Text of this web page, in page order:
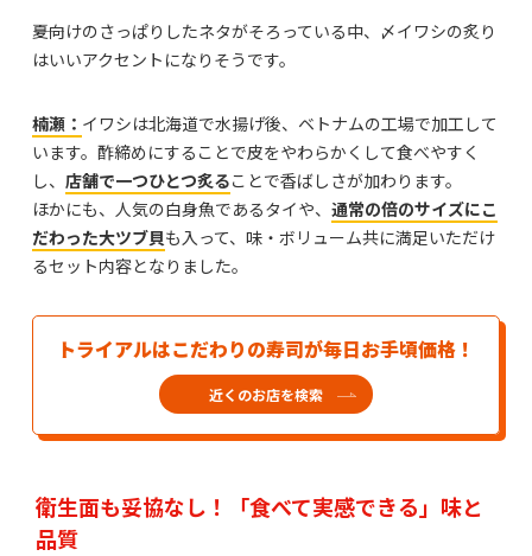
――夏向けのさっぱりしたネタがそろっている中、〆イワシの炙り
はいいアクセントになりそうです。
楠瀬： イワシは北海道で水揚げ後、ベトナムの工場で加工して
います。酢締めにすることで皮をやわらかくして食べやすく
し、 店舗で一つひとつ炙ることで香ばしさが加わります。
ほかにも、人気の白身魚であるタイや、 通常の倍のサイズにこ
だわった大ツブ貝も入って、味・ボリューム共に満足いただけ
るセット内容となりました。
トライアルはこだわりの寿司が毎日お手頃価格！
近くのお店を検索
衛生面も妥協なし！「食べて実感できる」味と
品質